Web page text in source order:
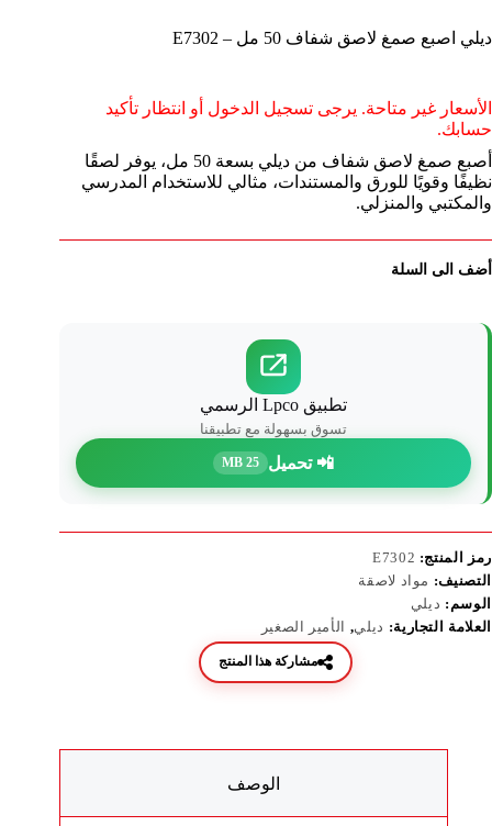
ديلي اصبع صمغ لاصق شفاف 50 مل – E7302
الأسعار غير متاحة. يرجى تسجيل الدخول أو انتظار تأكيد
حسابك.
أصبع صمغ لاصق شفاف من ديلي بسعة 50 مل، يوفر لصقًا
نظيفًا وقويًا للورق والمستندات، مثالي للاستخدام المدرسي
والمكتبي والمنزلي.
أضف الى السلة
تطبيق Lpco الرسمي
تسوق بسهولة مع تطبيقنا
📲 تحميل 25 MB
رمز المنتج: E7302
التصنيف: مواد لاصقة
الوسم: ديلي
العلامة التجارية: ديلي, الأمير الصغير
مشاركة هذا المنتج
الوصف